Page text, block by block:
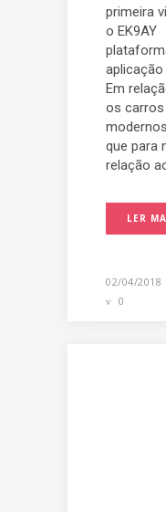
primeira
o
Em
os
que para
relação
LER
02/04/2018
0